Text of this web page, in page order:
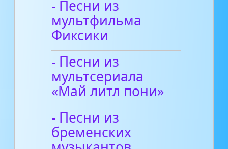
- Песни из
мультфильма
Фиксики
- Песни из
мультсериала
«Май литл пони»
- Песни из
бременских